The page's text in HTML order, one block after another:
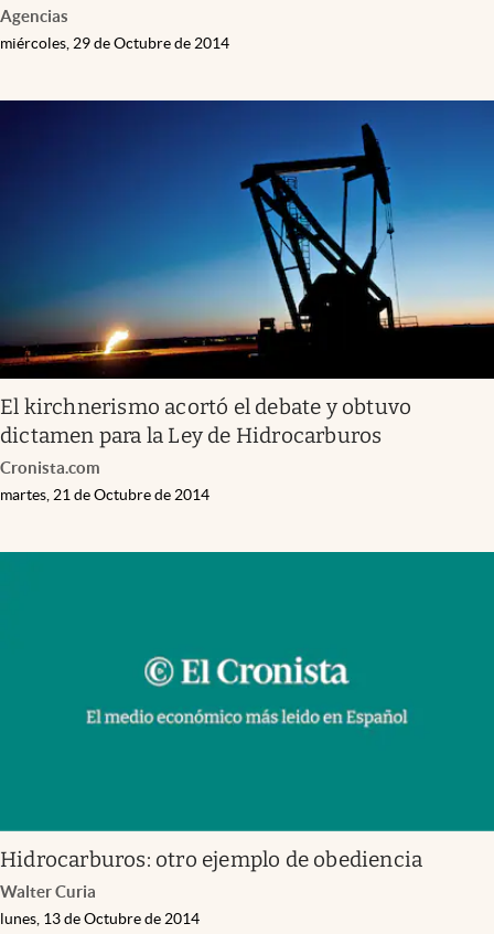
Agencias
miércoles, 29 de Octubre de 2014
El kirchnerismo acortó el debate y obtuvo
dictamen para la Ley de Hidrocarburos
Cronista.com
martes, 21 de Octubre de 2014
Hidrocarburos: otro ejemplo de obediencia
Walter Curia
lunes, 13 de Octubre de 2014